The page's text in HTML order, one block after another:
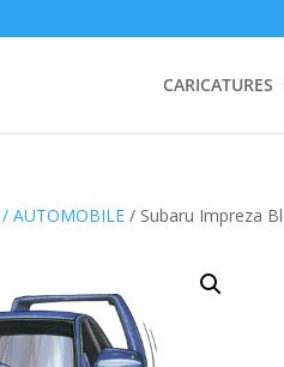
CARICATURES
/ AUTOMOBILE/ Subaru Impreza